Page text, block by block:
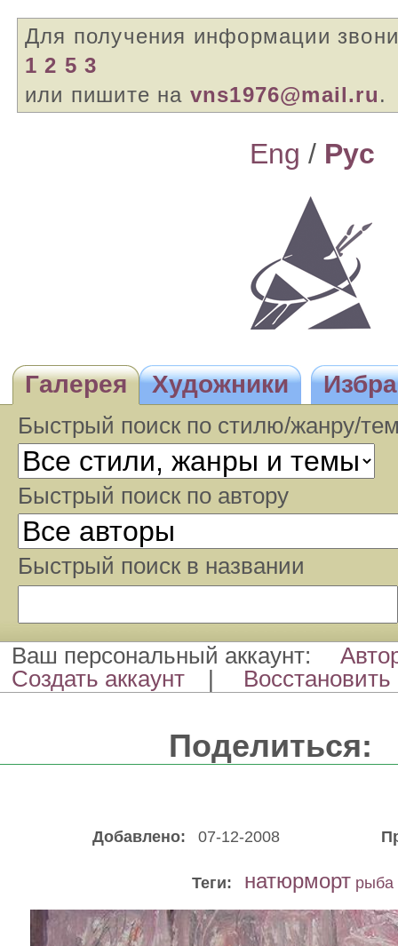
Для получения информации
1 2 5 3
или пишите на vns1976@mail.ru.
Eng / Pyc
Галерея Художники
Быстрый поиск по стилю/жанру/
Быстрый поиcк по автору
Быстрый поиcк в названии
Ваш персональный аккаунт:
Создать аккаунт
| Восстановить
Поделиться:
Добавлено: 07-12-2008
Теги: натюрморт рыба